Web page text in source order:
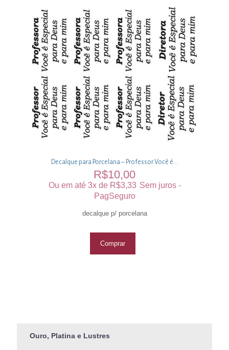
Decalque para Porcelana – Professor Você é…
R$10,00
Ou em até 3x de R$3,33 Sem juros -
PagSeguro
decalque p/ porcelana
Comprar
Ouro, Platina e Lustres